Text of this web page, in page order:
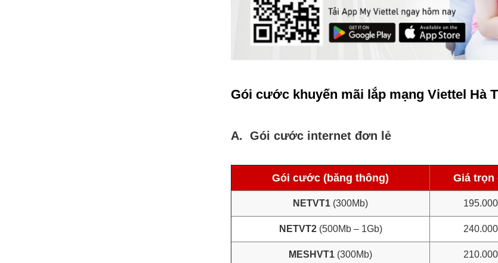
Gói cước khuyến mãi lắp mạng Viettel Hà
A. Gói cước internet đơn lẻ
Gói cước (băng thông) Giá trọn
NETVT1 (300Mb)
NETVT2 (500Mb – 1Gb)
MESHVT1 (300Mb)